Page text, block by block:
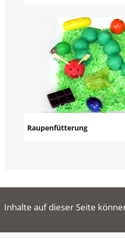
Raupenfütterung
Inhalte auf dieser Seite